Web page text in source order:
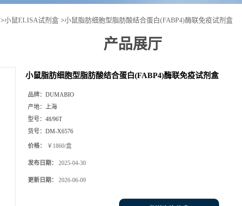
>小鼠ELISA试剂盒 >小鼠脂肪细胞型脂肪酸结合蛋白(FABP4)酶联免疫试剂盒
产品展厅
小鼠脂肪细胞型脂肪酸结合蛋白(FABP4)酶联免疫试剂盒
品牌： DUMABIO
产地：
上海
型号： 48/96T
货号： DM-X6576
价格： ￥1860/盒
发布日期： 2025-04-30
更新日期： 2026-06-09